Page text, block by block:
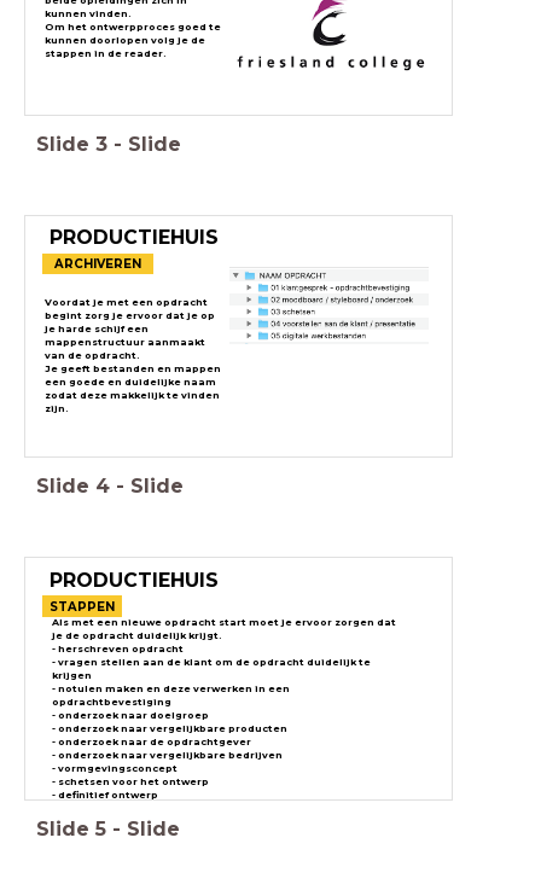
kunnen vinden.
Om het ontwerpproces goed te
kunnen doorlopen volg je de
stappen in de reader.
Slide 3 - Slide
Voordat je met een opdracht
begint zorg je ervoor dat je op
je harde schijf een
mappenstructuur aanmaakt
van de opdracht.
Je geeft bestanden en mappen
een goede en duidelijke naam
zodat deze makkelijk te vinden
zijn.
PRODUCTIEHUIS
ARCHIVEREN
Slide 4 - Slide
Als met een nieuwe opdracht start moet je ervoor zorgen dat
je de opdracht duidelijk krijgt.
- herschreven opdracht
- vragen stellen aan de klant om de opdracht duidelijk te
krijgen
- notulen maken en deze verwerken in een
opdrachtbevestiging
- onderzoek naar doelgroep
- onderzoek naar vergelijkbare producten
- onderzoek naar de opdrachtgever
- onderzoek naar vergelijkbare bedrijven
- vormgevingsconcept
- schetsen voor het ontwerp
- definitief ontwerp
PRODUCTIEHUIS
STAPPEN
Slide 5 - Slide